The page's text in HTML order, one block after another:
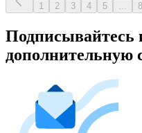
1 2 3 4 5 ... 8
Подписывайтесь
дополнительную